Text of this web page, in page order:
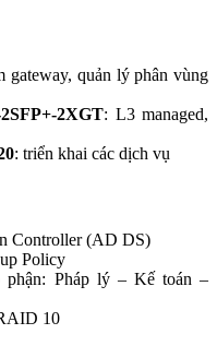
gateway, quản lý phân vùng
2XGT: L3 managed,
: triển khai các dịch vụ
Controller (AD DS)
Policy
phận: Pháp lý – Kế toán –
10